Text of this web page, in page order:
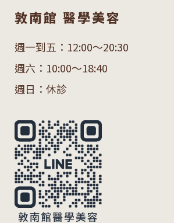
敦南館 醫學美容
週一到五：12:00～20:30
週六：10:00～18:40
週日：休診